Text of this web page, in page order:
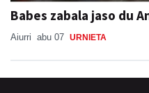
Babes zabala jaso du
Aiurri abu 07 URNIETA